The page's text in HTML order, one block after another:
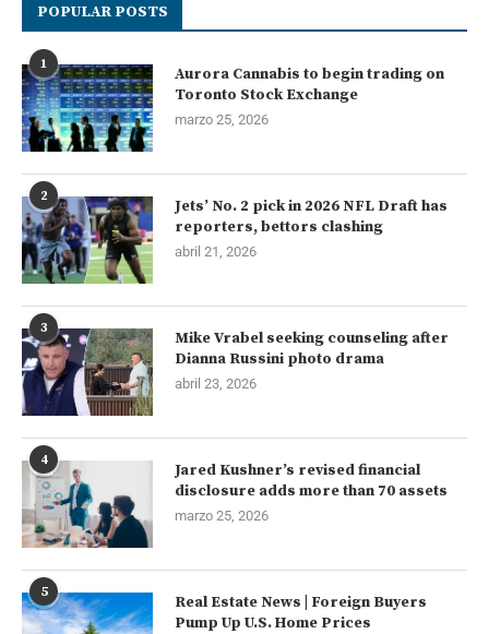
POPULAR POSTS
1
Aurora Cannabis to begin trading on
Toronto Stock Exchange
marzo 25, 2026
2
Jets’ No. 2 pick in 2026 NFL Draft has
reporters, bettors clashing
abril 21, 2026
3
Mike Vrabel seeking counseling after
Dianna Russini photo drama
abril 23, 2026
4
Jared Kushner’s revised financial
disclosure adds more than 70 assets
marzo 25, 2026
5
Real Estate News | Foreign Buyers
Pump Up U.S. Home Prices